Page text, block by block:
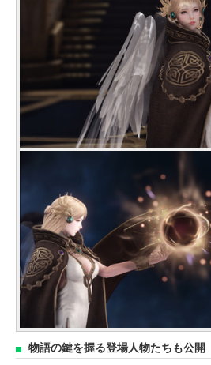
物語の鍵を握る登場人物たちも公開